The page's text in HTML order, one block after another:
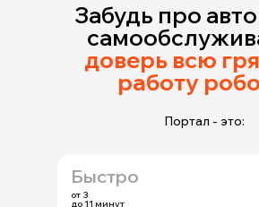
Забудь про
доверь всю
работу
Портал - это:
Быстро
от 3
до 11 минут